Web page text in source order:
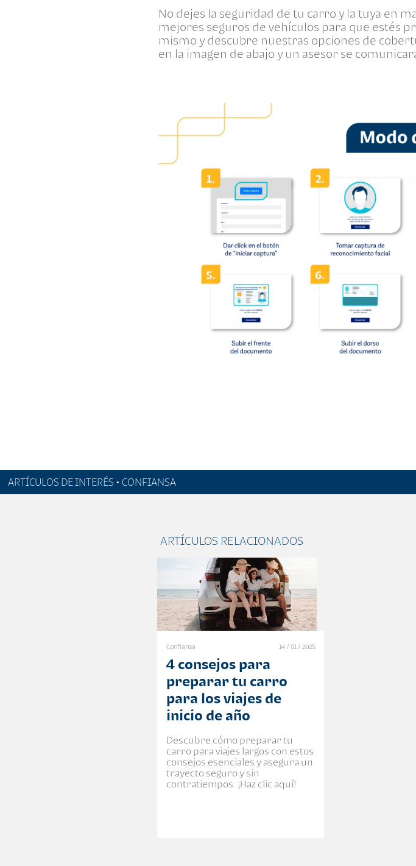
No dejes la seguridad de tu carro y la tuya en
mejores seguros de vehículos para que estés
mismo y descubre nuestras opciones de
en la imagen de abajo y un asesor se
ARTÍCULOS DE INTERÉS • CONFIANSA
ARTÍCULOS RELACIONADOS
Confiansa 14 / 01 / 2025
4 consejos para
preparar tu carro
para los viajes de
inicio de año
Descubre cómo preparar tu
carro para viajes largos con estos
consejos esenciales y asegura un
trayecto seguro y sin
contratiempos. ¡Haz clic aquí!